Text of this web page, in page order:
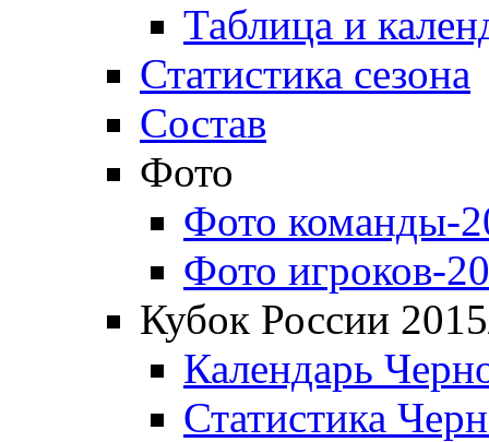
Таблица и
Статистика сезона
Состав
Фото
Фото команды-
Фото игроков-
Кубок России
Календарь
Статистика